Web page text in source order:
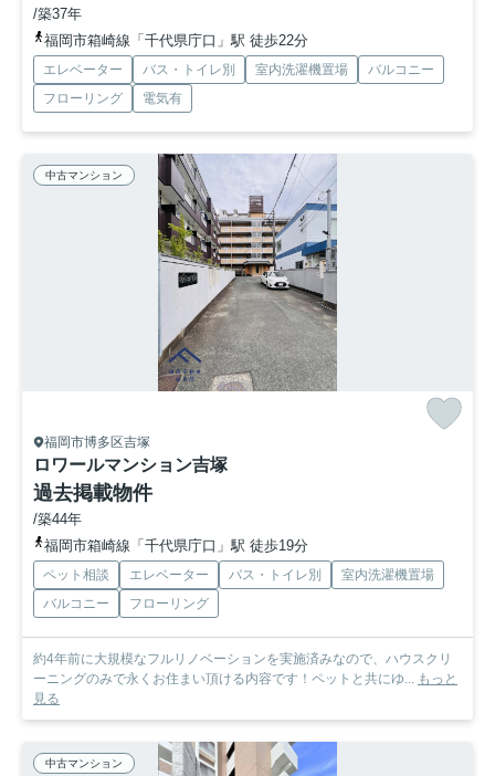
/築37年
福岡市箱崎線「千代県庁口」駅 徒歩22分
エレベーター バス・トイレ別 室内洗濯機置場
バルコニー
フローリング
電気有
中古マンション
福岡市博多区吉塚
ロワールマンション吉塚
過去掲載物件
/築44年
福岡市箱崎線「千代県庁口」駅 徒歩19分
ペット相談 エレベーター バス・トイレ別
室内洗濯機置場
バルコニー
フローリング
約4年前に大規模なフルリノベーションを実施済みなので、ハウスクリ
ーニングのみで永くお住まい頂ける内容です！ペットと共にゆ... もっと
見る
中古マンション